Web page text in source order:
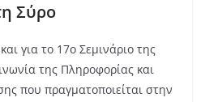
Σύρο
για το 17ο Σεμινάριο της
της Πληροφορίας και
που πραγματοποιείται στην